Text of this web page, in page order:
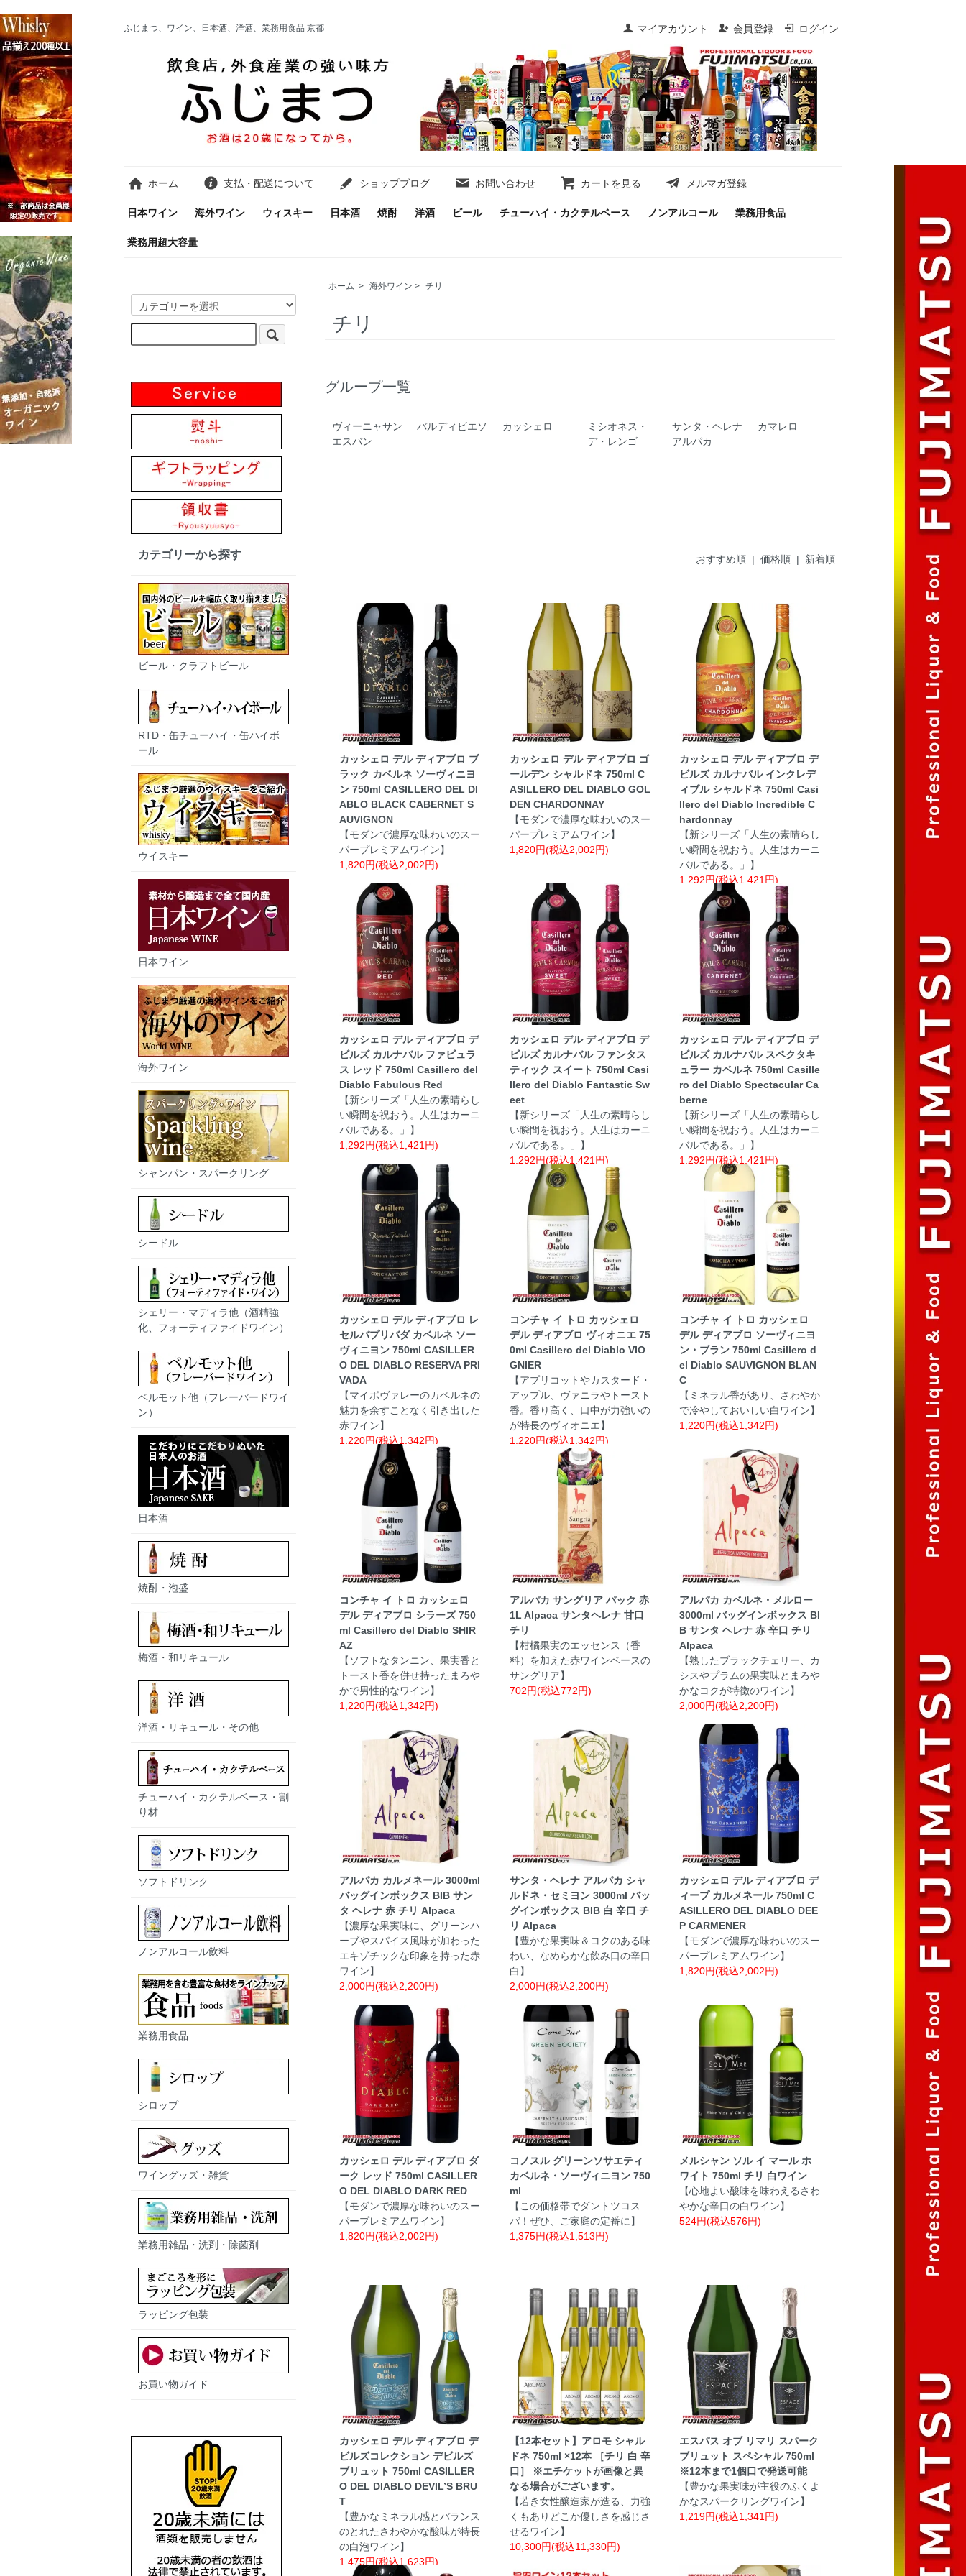
マイアカウント 会員登録 ログイン
ふじまつ、ワイン、日本酒、洋酒、業務用食品 京都
ホーム 支払・配送について ショップブログ お問い合わせ カートを見る メルマガ登録
日本ワイン 海外ワイン ウィスキー 日本酒 焼酎 洋酒 ビール チューハイ・カクテルベース ノンアルコール 業務用食品
業務用超大容量
ホーム > 海外ワイン > チリ
チリ
グループ一覧
ヴィーニャサン
エスバン
バルディビエソ カッシェロ
ミシオネス・
デ・レンゴ
サンタ・ヘレナ
アルパカ
カマレロ
おすすめ順 | 価格順 | 新着順
カッシェロ デル ディアブロ ブ
ラック カベルネ ソーヴィニヨ
ン 750ml CASILLERO DEL DI
ABLO BLACK CABERNET S
AUVIGNON
【モダンで濃厚な味わいのスー
パープレミアムワイン】
1,820円(税込2,002円)
カッシェロ デル ディアブロ ゴ
ールデン シャルドネ 750ml C
ASILLERO DEL DIABLO GOL
DEN CHARDONNAY
【モダンで濃厚な味わいのスー
パープレミアムワイン】
1,820円(税込2,002円)
カッシェロ デル ディアブロ デ
ビルズ カルナバル インクレデ
ィブル シャルドネ 750ml Casi
llero del Diablo Incredible C
hardonnay
【新シリーズ「人生の素晴らし
い瞬間を祝おう。人生はカーニ
バルである。」】
1,292円(税込1,421円)
カッシェロ デル ディアブロ デ
ビルズ カルナバル ファビュラ
ス レッド 750ml Casillero del
Diablo Fabulous Red
【新シリーズ「人生の素晴らし
い瞬間を祝おう。人生はカーニ
バルである。」】
1,292円(税込1,421円)
カッシェロ デル ディアブロ デ
ビルズ カルナバル ファンタス
ティック スイート 750ml Casi
llero del Diablo Fantastic Sw
eet
【新シリーズ「人生の素晴らし
い瞬間を祝おう。人生はカーニ
バルである。」】
1,292円(税込1,421円)
カッシェロ デル ディアブロ デ
ビルズ カルナバル スペクタキ
ュラー カベルネ 750ml Casille
ro del Diablo Spectacular Ca
berne
【新シリーズ「人生の素晴らし
い瞬間を祝おう。人生はカーニ
バルである。」】
1,292円(税込1,421円)
カッシェロ デル ディアブロ レ
セルバプリバダ カベルネ ソー
ヴィニヨン 750ml CASILLER
O DEL DIABLO RESERVA PRI
VADA
【マイポヴァレーのカベルネの
魅力を余すことなく引き出した
赤ワイン】
1,220円(税込1,342円)
コンチャ イ トロ カッシェロ
デル ディアブロ ヴィオニエ 75
0ml Casillero del Diablo VIO
GNIER
【アプリコットやカスタード・
アップル、ヴァニラやトースト
香。香り高く、口中が力強いの
が特長のヴィオニエ】
1,220円(税込1,342円)
コンチャ イ トロ カッシェロ
デル ディアブロ ソーヴィニヨ
ン・ブラン 750ml Casillero d
el Diablo SAUVIGNON BLAN
C
【ミネラル香があり、さわやか
で冷やしておいしい白ワイン】
1,220円(税込1,342円)
コンチャ イ トロ カッシェロ
デル ディアブロ シラーズ 750
ml Casillero del Diablo SHIR
AZ
【ソフトなタンニン、果実香と
トースト香を併せ持ったまろや
かで男性的なワイン】
1,220円(税込1,342円)
アルパカ サングリア パック 赤
1L Alpaca サンタヘレナ 甘口
チリ
【柑橘果実のエッセンス（香
料）を加えた赤ワインベースの
サングリア】
702円(税込772円)
アルパカ カベルネ・メルロー
3000ml バッグインボックス BI
B サンタ ヘレナ 赤 辛口 チリ
Alpaca
【熟したブラックチェリー、カ
シスやプラムの果実味とまろや
かなコクが特徴のワイン】
2,000円(税込2,200円)
アルパカ カルメネール 3000ml
バッグインボックス BIB サン
タ ヘレナ 赤 チリ Alpaca
【濃厚な果実味に、グリーンハ
ーブやスパイス風味が加わった
エキゾチックな印象を持った赤
ワイン】
2,000円(税込2,200円)
サンタ・ヘレナ アルパカ シャ
ルドネ・セミヨン 3000ml バッ
グインボックス BIB 白 辛口 チ
リ Alpaca
【豊かな果実味＆コクのある味
わい、なめらかな飲み口の辛口
白】
2,000円(税込2,200円)
カッシェロ デル ディアブロ デ
ィープ カルメネール 750ml C
ASILLERO DEL DIABLO DEE
P CARMENER
【モダンで濃厚な味わいのスー
パープレミアムワイン】
1,820円(税込2,002円)
カッシェロ デル ディアブロ ダ
ーク レッド 750ml CASILLER
O DEL DIABLO DARK RED
【モダンで濃厚な味わいのスー
パープレミアムワイン】
1,820円(税込2,002円)
コノスル グリーンソサエティ
カベルネ・ソーヴィニヨン 750
ml
【この価格帯でダントツコス
パ！ぜひ、ご家庭の定番に】
1,375円(税込1,513円)
メルシャン ソル イ マール ホ
ワイト 750ml チリ 白ワイン
【心地よい酸味を味わえるさわ
やかな辛口の白ワイン】
524円(税込576円)
カッシェロ デル ディアブロ デ
ビルズコレクション デビルズ
ブリュット 750ml CASILLER
O DEL DIABLO DEVIL’S BRU
T
【豊かなミネラル感とバランス
のとれたさわやかな酸味が特長
の白泡ワイン】
1,475円(税込1,623円)
【12本セット】アロモ シャル
ドネ 750ml ×12本 ［チリ 白 辛
口］ ※エチケットが画像と異
なる場合がございます。
【若き女性醸造家が造る、力強
くもありどこか優しさを感じさ
せるワイン】
10,300円(税込11,330円)
エスパス オブ リマリ スパーク
ブリュット スペシャル 750ml
※12本まで1個口で発送可能
【豊かな果実味が主役のふくよ
かなスパークリングワイン】
1,219円(税込1,341円)
カテゴリーから探す
ビール・クラフトビール
RTD・缶チューハイ・缶ハイボ
ール
ウイスキー
日本ワイン
海外ワイン
シャンパン・スパークリング
シードル
シェリー・マディラ他（酒精強
化、フォーティファイドワイン）
ベルモット他（フレーバードワイ
ン）
日本酒
焼酎・泡盛
梅酒・和リキュール
洋酒・リキュール・その他
チューハイ・カクテルベース・割
り材
ソフトドリンク
ノンアルコール飲料
業務用食品
シロップ
ワイングッズ・雑貨
業務用雑品・洗剤・除菌剤
ラッピング包装
お買い物ガイド